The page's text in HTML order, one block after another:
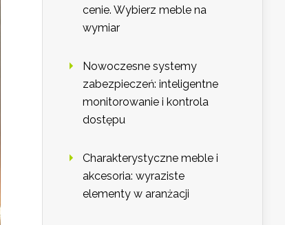
cenie. Wybierz meble na
wymiar
Nowoczesne systemy
zabezpieczeń: inteligentne
monitorowanie i kontrola
dostępu
Charakterystyczne meble i
akcesoria: wyraziste
elementy w aranżacji